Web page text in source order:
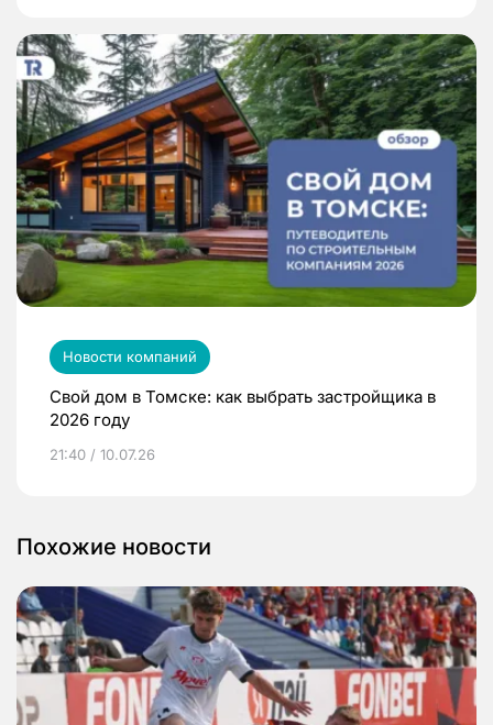
Новости компаний
Свой дом в Томске: как выбрать застройщика в
2026 году
21:40 / 10.07.26
Похожие новости